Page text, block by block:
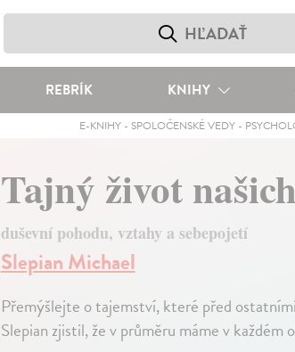
REBRÍK KNIHY
E-KNIHY - SPOLOČENSKÉ VEDY -
Tajný život
duševní pohodu, vztahy a sebepojetí
Slepian Michael
Přemýšlejte o tajemství, které před
Slepian zjistil, že v průměru máme v každém